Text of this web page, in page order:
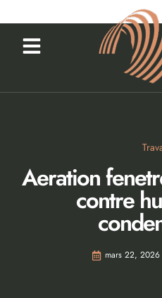
Aeration
contre
mars 22, 2026